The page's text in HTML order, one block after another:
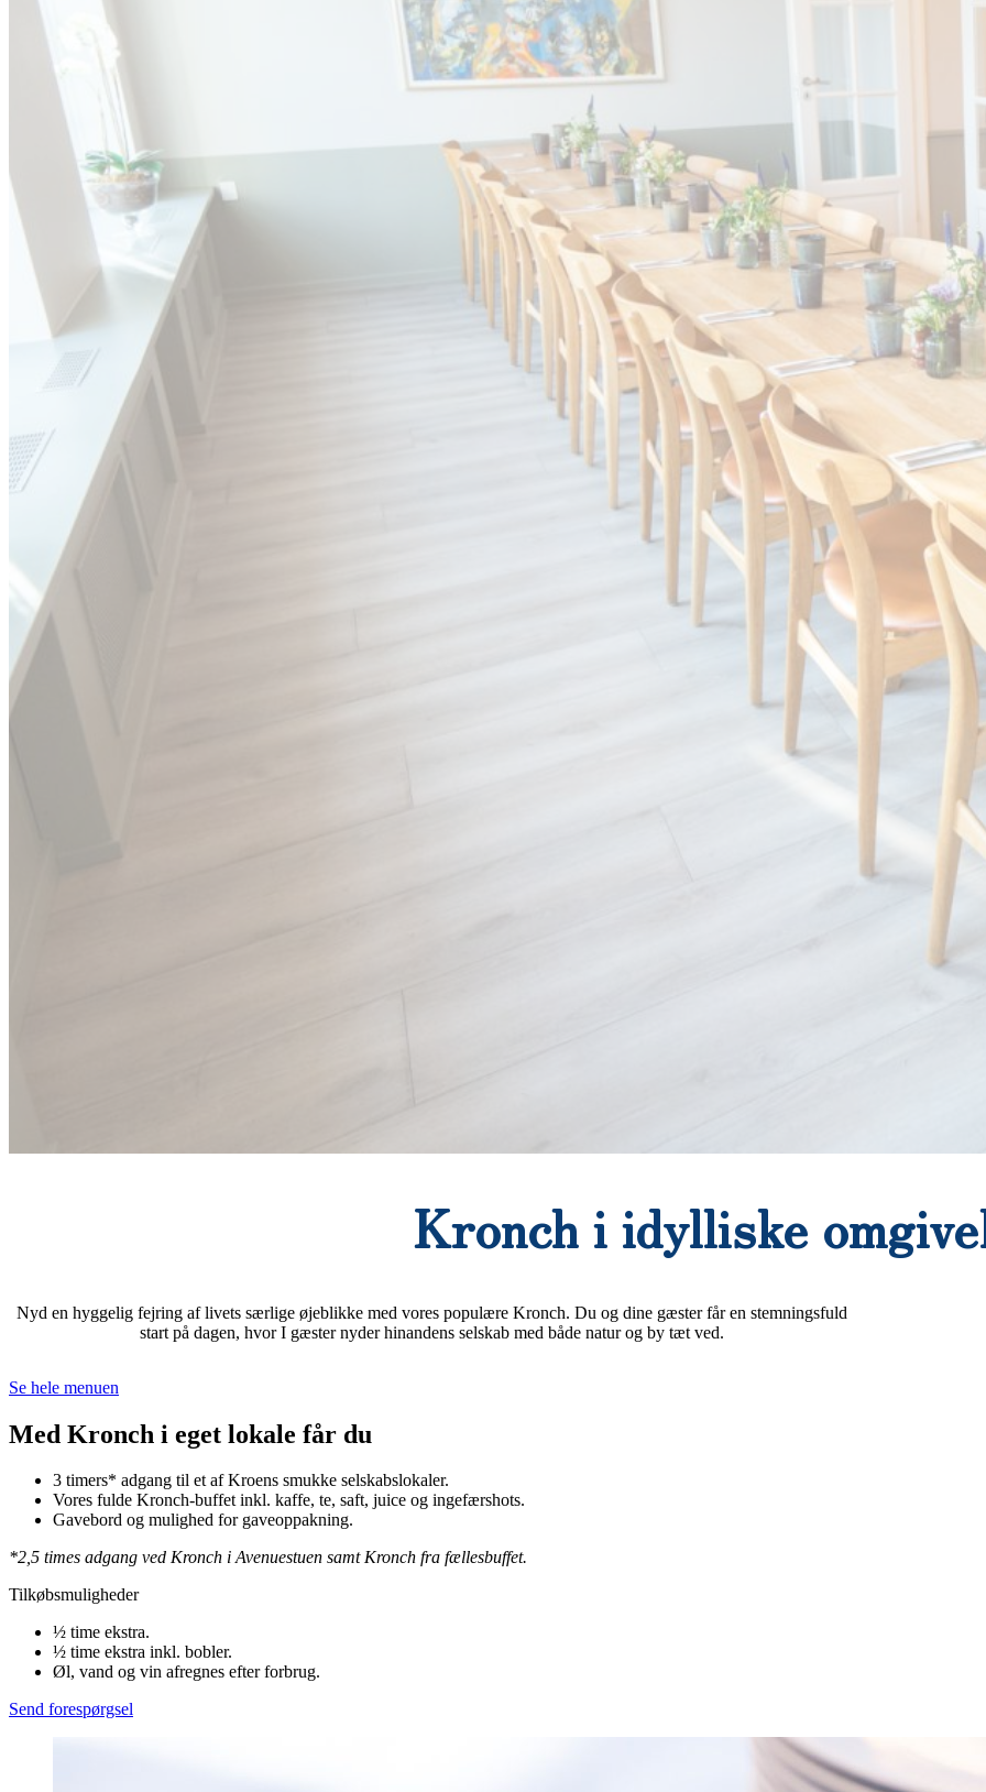
Kronch i idylliske
Nyd en hyggelig fejring af livets særlige øjeblikke med vores populære Kronch. Du og dine gæster får en stemningsfuld
start på dagen, hvor I gæster nyder hinandens selskab med både natur og by tæt ved.
Se hele menuen
Med Kronch i eget lokale får du
3 timers* adgang til et af Kroens smukke selskabslokaler.
Vores fulde Kronch-buffet inkl. kaffe, te, saft, juice og ingefærshots.
Gavebord og mulighed for gaveoppakning.
*2,5 times adgang ved Kronch i Avenuestuen samt Kronch fra fællesbuffet.
Tilkøbsmuligheder
½ time ekstra.
½ time ekstra inkl. bobler.
Øl, vand og vin afregnes efter forbrug.
Send forespørgsel